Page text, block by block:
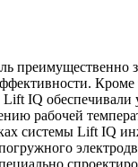
преимущественно
IQ обеспечивали
рабочей
системы Lift IQ